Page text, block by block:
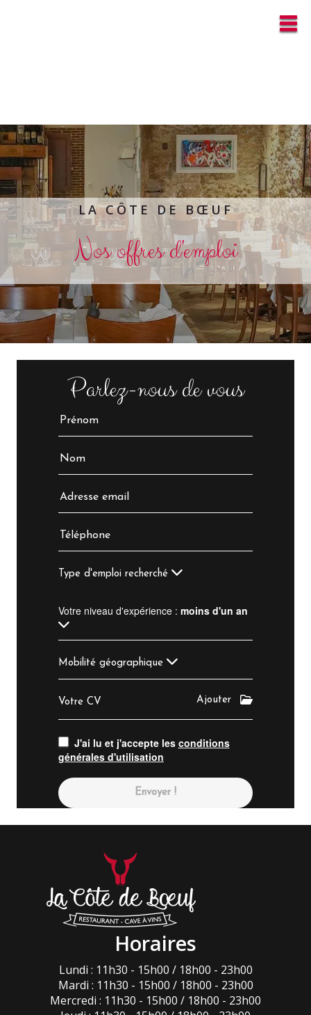
LA CÔTE DE BŒUF
Nos offres d'emploi
Parlez-nous de vous
Type d'emploi recherché
Votre niveau d'expérience : moins d'un an
Mobilité géographique
Votre CV Ajouter
J'ai lu et j'accepte les conditions
générales d'utilisation
Envoyer !
Horaires
Lundi : 11h30 - 15h00 / 18h00 - 23h00
Mardi : 11h30 - 15h00 / 18h00 - 23h00
Mercredi : 11h30 - 15h00 / 18h00 - 23h00